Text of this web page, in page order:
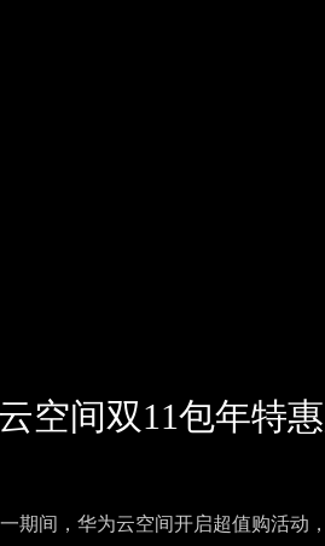
空间双11包年特
期间，华为云空间开启超值购活动